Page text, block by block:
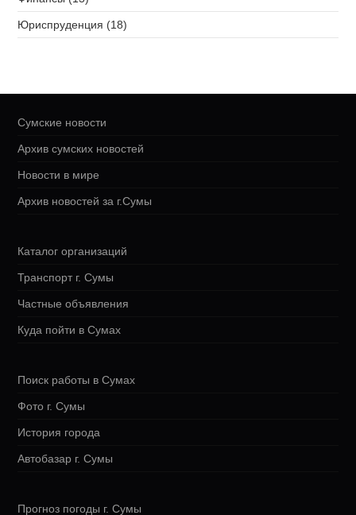
Юриспруденция (18)
Сумские новости
Архив сумских новостей
Новости в мире
Архив новостей за г.Сумы
Каталог организаций
Транспорт г. Сумы
Частные объявления
Куда пойти в Сумах
Поиск работы в Сумах
Фото г. Сумы
История города
Автобазар г. Сумы
Прогноз погоды г. Сумы